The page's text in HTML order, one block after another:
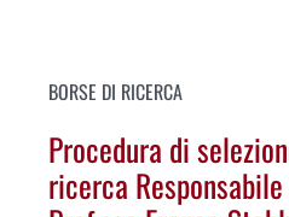
BORSE DI RICERCA
Procedura di
ricerca